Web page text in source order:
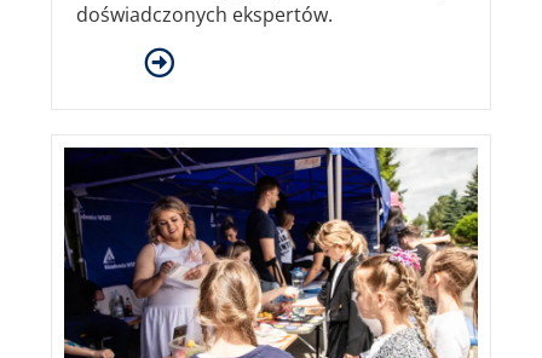
doświadczonych ekspertów.